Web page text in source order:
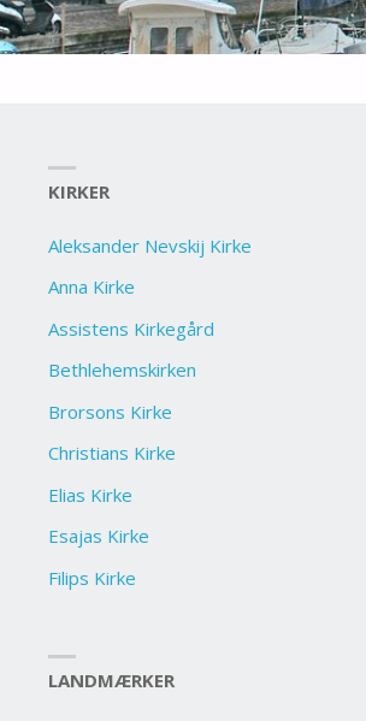
KIRKER
Aleksander Nevskij Kirke
Anna Kirke
Assistens Kirkegård
Bethlehemskirken
Brorsons Kirke
Christians Kirke
Elias Kirke
Esajas Kirke
Filips Kirke
LANDMÆRKER